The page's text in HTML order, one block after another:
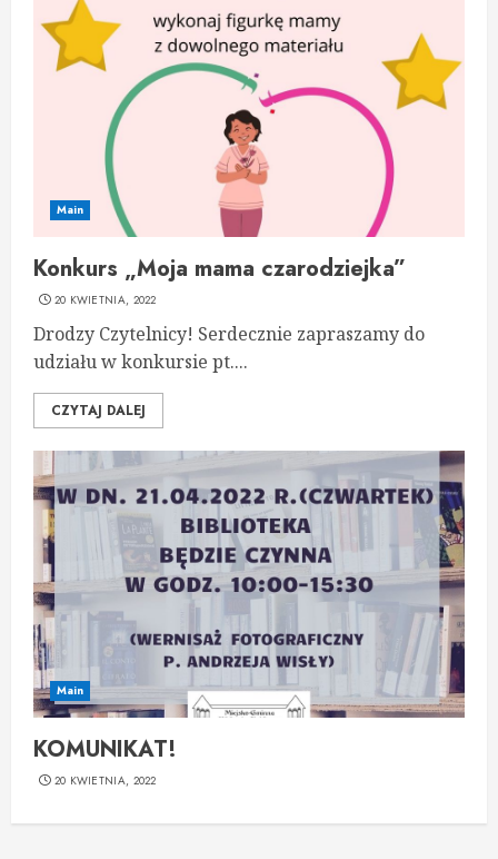
Main
Konkurs „Moja mama czarodziejka”
20 KWIETNIA, 2022
Drodzy Czytelnicy! Serdecznie zapraszamy do
udziału w konkursie pt....
CZYTAJ DALEJ
Main
KOMUNIKAT!
20 KWIETNIA, 2022